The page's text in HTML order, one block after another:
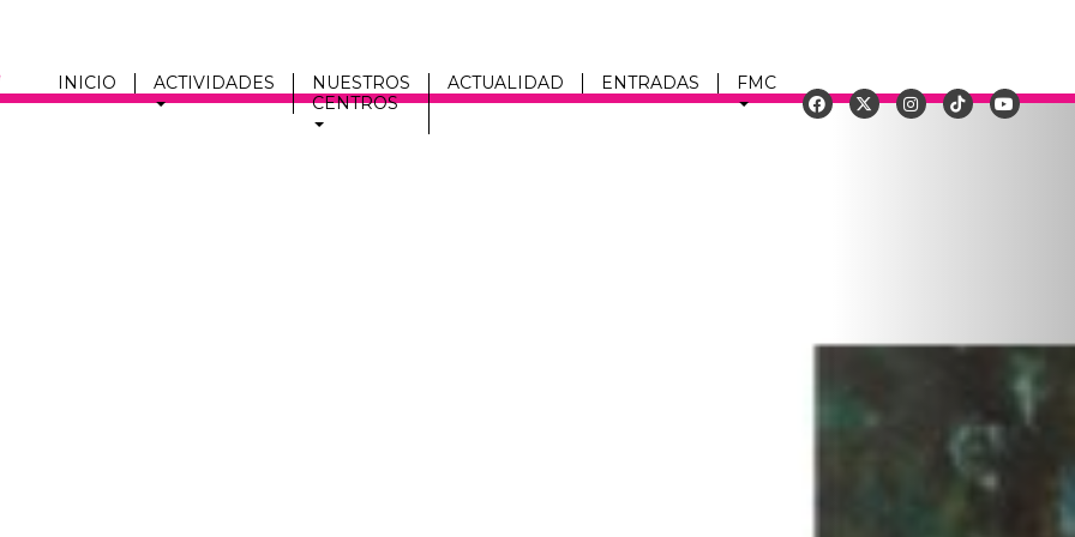
INICIO ACTIVIDADES
NUESTROS
CENTROS
ACTUALIDAD ENTRADAS FMC
Siguiente